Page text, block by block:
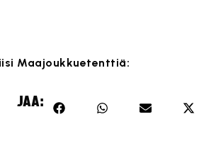
Maajoukkuetenttiä:
Hyväksy markkinointievästeet
Hyväksy markkinointievästeet
Hyväksy markkinointievästeet
Hyväksy markkinointievästeet
Hyväksy markkinointievästeet
JAA: